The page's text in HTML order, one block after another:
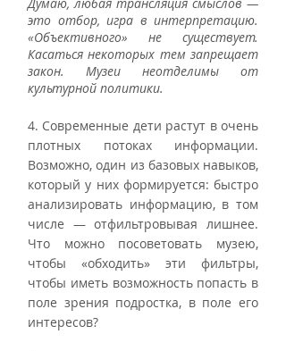
это отбор, игра в интерпретацию.
«Объективного» не существует.
Касаться некоторых тем запрещает
закон. Музеи неотделимы от
культурной политики.
4. Современные дети растут в очень
плотных потоках информации.
Возможно, один из базовых навыков,
который у них формируется: быстро
анализировать информацию, в том
числе — отфильтровывая лишнее.
Что можно посоветовать музею,
чтобы «обходить» эти фильтры,
чтобы иметь возможность попасть в
поле зрения подростка, в поле его
интересов?